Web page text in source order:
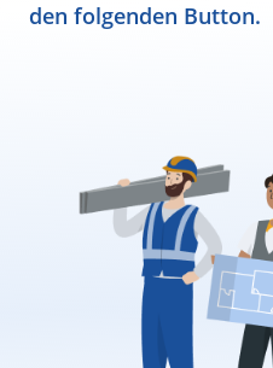
den folgenden Button.